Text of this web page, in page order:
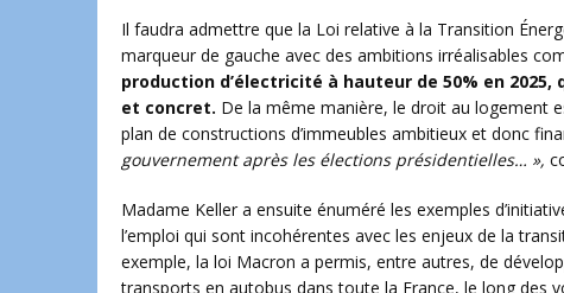
Il faudra admettre que la Loi relative à la Transition
marqueur de gauche avec des ambitions irréalisables
production d’électricité à hauteur de 50% en
et concret. De la même manière, le droit au logement
plan de constructions d’immeubles ambitieux et donc
gouvernement après les élections présidentielles… »,
Madame Keller a ensuite énuméré les exemples
l’emploi qui sont incohérentes avec les enjeux de la
exemple, la loi Macron a permis, entre autres, de
transports en autobus dans toute la France, le long des